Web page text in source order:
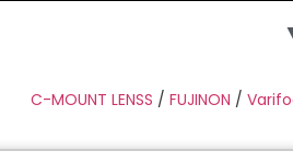
C-MOUNT LENSS / FUJINON /